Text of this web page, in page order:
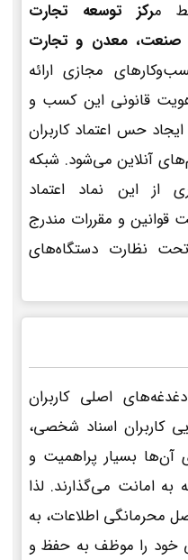
رکز توسعه تجارت
صنعت، معدن و تجارت
مجازی ارائه
هویت قانونی این کسب و
حس اعتماد کاربران
آنلاین می‌شود. شبکه
از این نماد اعتماد
قوانین و مقررات مندرج
نظارت دستگاه‌های
اصلی کاربران
کاربران اسناد شخصی،
آن‌ها بسیار پراهمیت و
امانت می‌گذارند. لذا
محرمانگی اطلاعات، به
خود را موظف به حفظ و